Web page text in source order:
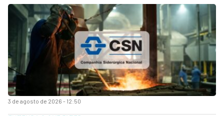
3 de agosto de 2026 - 12:50